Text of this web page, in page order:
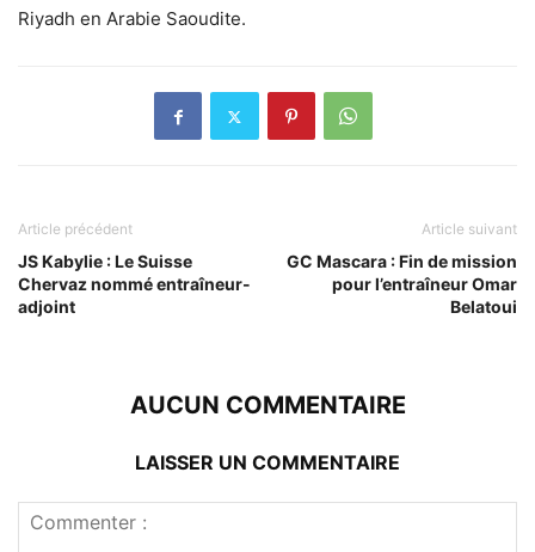
Riyadh en Arabie Saoudite.
Article précédent
JS Kabylie : Le Suisse
Chervaz nommé entraîneur-
adjoint
Article suivant
GC Mascara : Fin de mission
pour l’entraîneur Omar
Belatoui
AUCUN COMMENTAIRE
LAISSER UN COMMENTAIRE